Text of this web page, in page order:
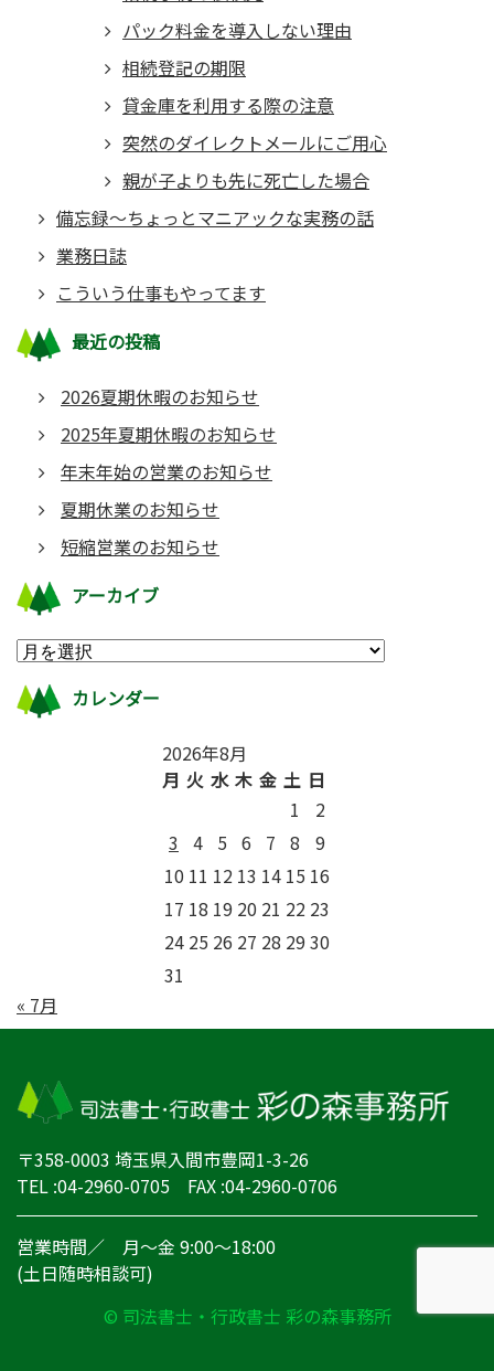
パック料金を導入しない理由
相続登記の期限
貸金庫を利用する際の注意
突然のダイレクトメールにご用心
親が子よりも先に死亡した場合
備忘録～ちょっとマニアックな実務の話
業務日誌
こういう仕事もやってます
最近の投稿
2026夏期休暇のお知らせ
2025年夏期休暇のお知らせ
年末年始の営業のお知らせ
夏期休業のお知らせ
短縮営業のお知らせ
アーカイブ
カレンダー
2026年8月
月 火 水 木 金 土 日
1
2
3 4 5 6 7 8
9
10 11 12 13 14 15 16
17 18 19 20 21 22 23
24 25 26 27 28 2930
31
« 7月
〒358-0003 埼玉県入間市豊岡1-3-26
TEL :04-2960-0705 FAX :04-2960-0706
営業時間／ 月～金 9:00～18:00
(土日随時相談可)
© 司法書士・行政書士 彩の森事務所